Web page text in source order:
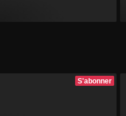
S'abonner